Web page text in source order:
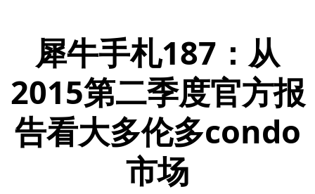
犀牛手札187：从
2015第二季度官方报
告看大多伦多condo
市场